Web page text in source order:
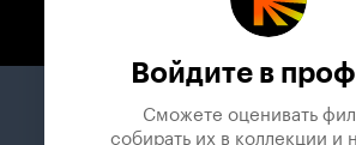
Телепрограмма
Служба поддержки
Войдите в
Сможете оценивать
собирать их в коллекции и